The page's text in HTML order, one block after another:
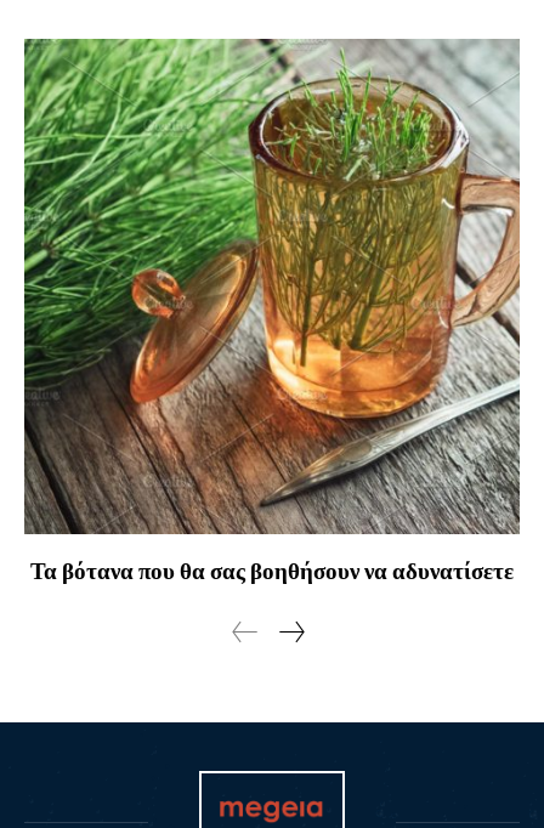
Τα βότανα που θα σας βοηθήσουν να αδυνατίσετε